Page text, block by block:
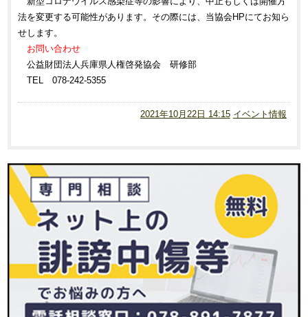
法を変更する可能性があります。 その際には、当協会HPにてお知ら
せします。
お問い合わせ
公益財団法人兵庫県人権啓発協会 研修部
TEL 078-242-5355
2021年10月22日 14:15 イベント情報